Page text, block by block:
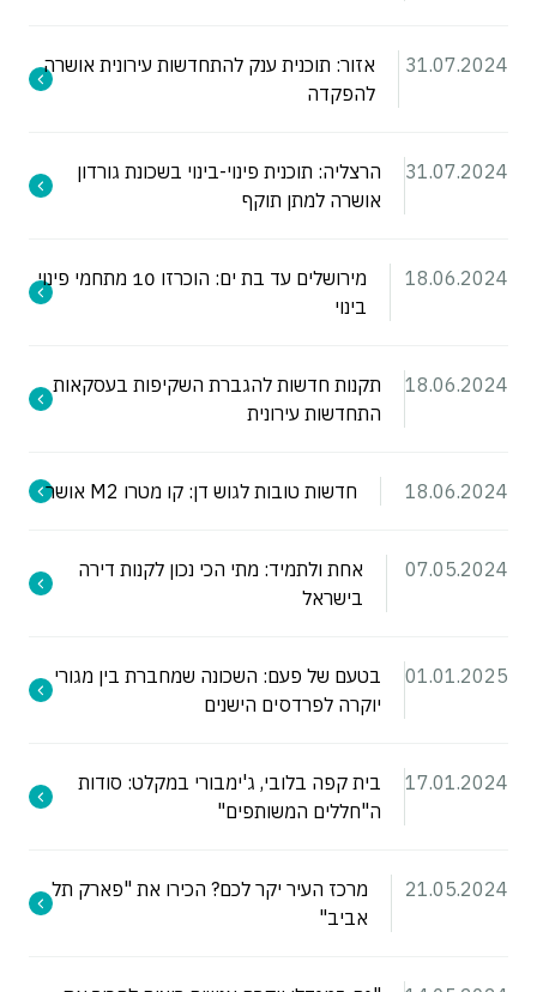
31.07.2024
אזור: תוכנית ענק להתחדשות עירונית אושרה
להפקדה
31.07.2024
הרצליה: תוכנית פינוי-בינוי בשכונת גורדון
אושרה למתן תוקף
18.06.2024
מירושלים עד בת ים: הוכרזו 10 מתחמי פינוי
בינוי
18.06.2024
תקנות חדשות להגברת השקיפות בעסקאות
התחדשות עירונית
18.06.2024 חדשות טובות לגוש דן: קו מטרו M2 אושר
07.05.2024
אחת ולתמיד: מתי הכי נכון לקנות דירה
בישראל
01.01.2025
בטעם של פעם: השכונה שמחברת בין מגורי
יוקרה לפרדסים הישנים
17.01.2024
בית קפה בלובי, ג'ימבורי במקלט: סודות
ה"חללים המשותפים"
21.05.2024
מרכז העיר יקר לכם? הכירו את "פארק תל
אביב"